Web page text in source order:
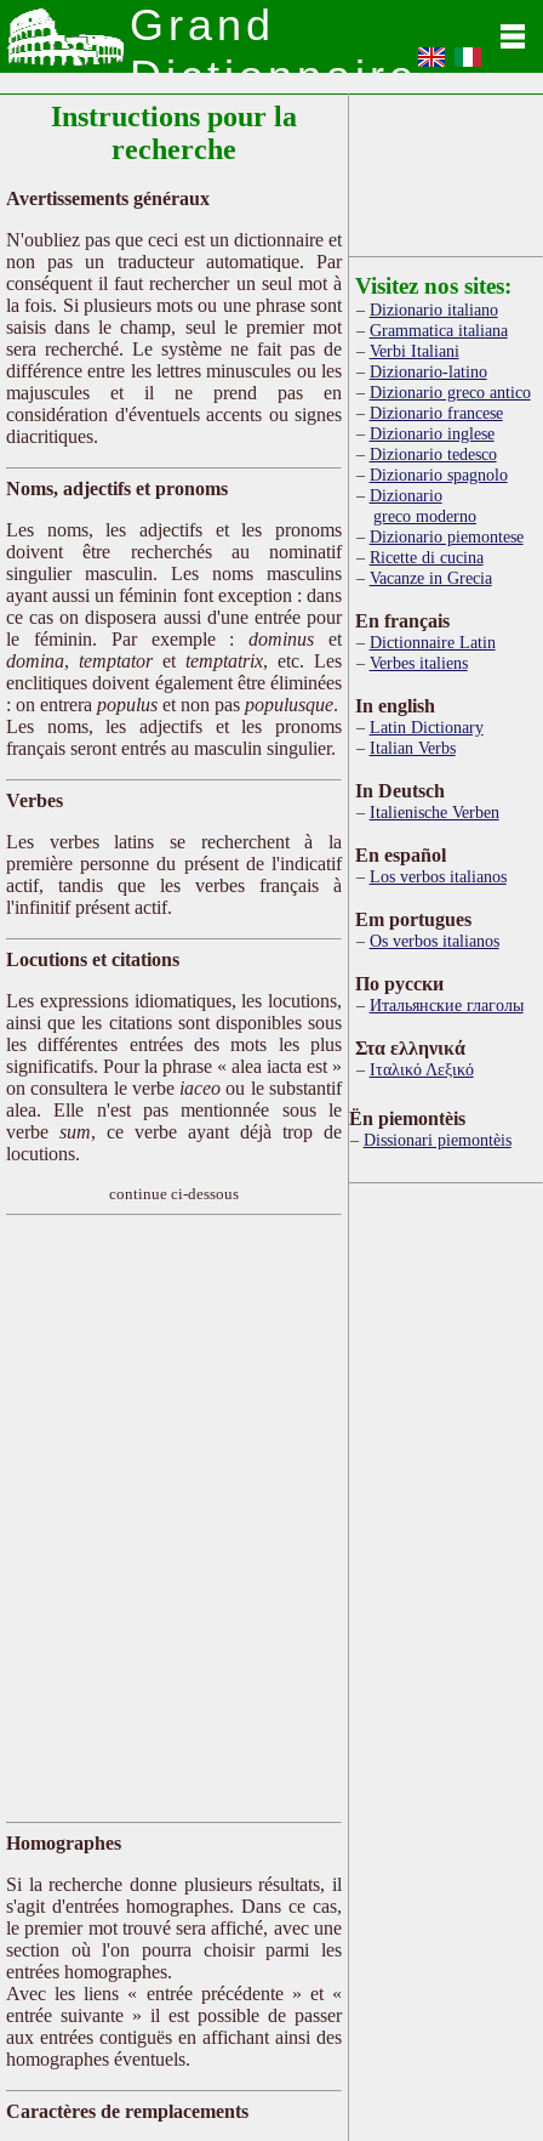
Grand
Dictionnaire
Latin
Instructions pour la
recherche
Avertissements généraux
N'oubliez pas que ceci est un dictionnaire et
non pas un traducteur automatique. Par
conséquent il faut rechercher un seul mot à
la fois. Si plusieurs mots ou une phrase sont
saisis dans le champ, seul le premier mot
sera recherché. Le système ne fait pas de
différence entre les lettres minuscules ou les
majuscules et il ne prend pas en
considération d'éventuels accents ou signes
diacritiques.
Noms, adjectifs et pronoms
Les noms, les adjectifs et les pronoms
doivent être recherchés au nominatif
singulier masculin. Les noms masculins
ayant aussi un féminin font exception : dans
ce cas on disposera aussi d'une entrée pour
le féminin. Par exemple :dominus et
domina, temptatoret temptatrix, etc. Les
enclitiques doivent également être éliminées
: on entrera populus et non pas populusque.
Les noms, les adjectifs et les pronoms
français seront entrés au masculin singulier.
Verbes
Les verbes latins se recherchent à la
première personne du présent de l'indicatif
actif, tandis que les verbes français à
l'infinitif présent actif.
Locutions et citations
Les expressions idiomatiques, les locutions,
ainsi que les citations sont disponibles sous
les différentes entrées des mots les plus
significatifs. Pour la phrase « alea iacta est »
on consultera le verbe iaceo ou le substantif
alea. Elle n'est pas mentionnée sous le
verbe sum, ce verbe ayant déjà trop de
locutions.
continue ci-dessous
Homographes
Si la recherche donne plusieurs résultats, il
s'agit d'entrées homographes. Dans ce cas,
le premier mot trouvé sera affiché, avec une
section où l'on pourra choisir parmi les
entrées homographes.
Avec les liens « entrée précédente » et «
entrée suivante » il est possible de passer
aux entrées contiguës en affichant ainsi des
homographes éventuels.
Caractères de remplacements
Visitez nos sites:
Dizionario italiano
Grammatica italiana
Verbi Italiani
Dizionario-latino
Dizionario greco antico
Dizionario francese
Dizionario inglese
Dizionario tedesco
Dizionario spagnolo
Dizionario
greco moderno
Dizionario piemontese
Ricette di cucina
Vacanze in Grecia
En français
Dictionnaire Latin
Verbes italiens
In english
Latin Dictionary
Italian Verbs
In Deutsch
Italienische Verben
En español
Los verbos italianos
Em portugues
Os verbos italianos
По русски
Итальянские глаголы
Στα ελληνικά
Ιταλικό Λεξικό
Ën piemontèis
Dissionari piemontèis